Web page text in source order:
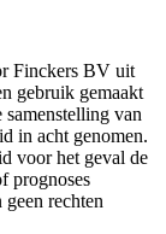
Finckers BV uit
gebruik gemaakt
van
in acht genomen.
voor het geval de
prognoses
rechten